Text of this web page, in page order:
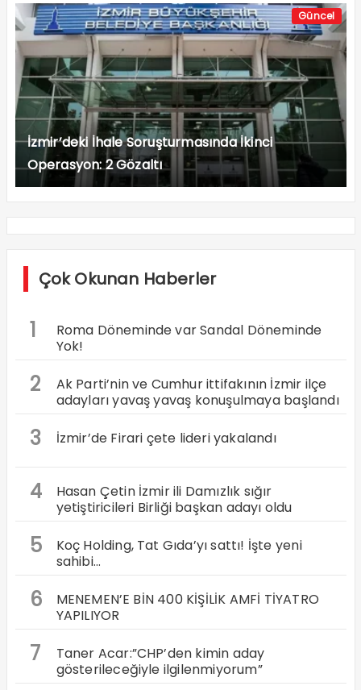
Güncel
İzmir’deki İhale Soruşturmasında İkinci
Operasyon: 2 Gözaltı
Çok Okunan Haberler
1
Roma Döneminde var Sandal Döneminde
Yok!
2
Ak Parti’nin ve Cumhur ittifakının İzmir ilçe
adayları yavaş yavaş konuşulmaya başlandı
3 İzmir’de Firari çete lideri yakalandı
4
Hasan Çetin İzmir ili Damızlık sığır
yetiştiricileri Birliği başkan adayı oldu
5
Koç Holding, Tat Gıda’yı sattı! İşte yeni
sahibi…
6
MENEMEN’E BİN 400 KİŞİLİK AMFİ TİYATRO
YAPILIYOR
7
Taner Acar:”CHP’den kimin aday
gösterileceğiyle ilgilenmiyorum”